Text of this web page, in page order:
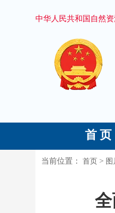
中华人民共和国自然
首 页
当前位置：首页 >